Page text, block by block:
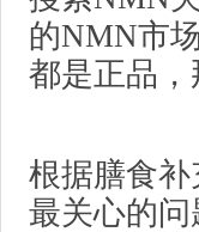
的NMN市
都是正品
根据膳食
最关心的